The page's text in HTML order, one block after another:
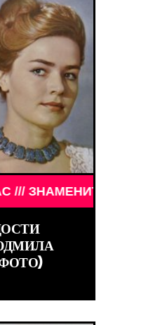
/// ДЕВУШКИ
/// АКТЁРЫ ТОГДА И